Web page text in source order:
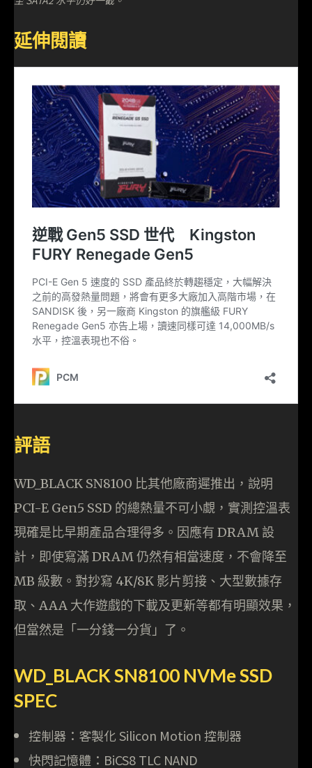
延伸閱讀
評語
WD_BLACK SN8100 比其他廠商遲推出，說明
PCI-E Gen5 SSD 的總熱量不可小覷，實測控溫表
現確是比早期產品合理得多。因應有 DRAM 設
計，即使寫滿 DRAM 仍然有相當速度，不會降至
MB 級數。對抄寫 4K/8K 影片剪接、大型數據存
取、AAA 大作遊戲的下載及更新等都有明顯效果，
但當然是「一分錢一分貨」了。
WD_BLACK SN8100 NVMe SSD
SPEC
控制器：客製化 Silicon Motion 控制器
快閃記憶體：BiCS8 TLC NAND